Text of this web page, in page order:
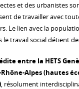
et des urbanistes
de travailler avec
Le lien avec la
travail social détient
entre la HETS
Alpes (hautes
, résolument